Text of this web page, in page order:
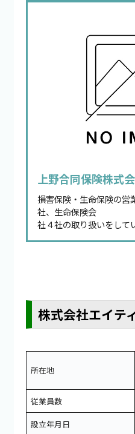
上野合同保険株式
損害保険・生命保険の営
社、生命保険会
社４社の取り扱いをして
株式会社エイテ
所在地
従業員数
設立年月日